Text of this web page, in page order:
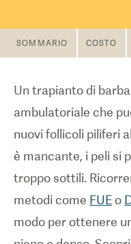
SOMMARIO COSTO
Un trapianto di
ambulatoriale che
nuovi follicoli piliferi
è mancante, i peli si
troppo sottili.
metodi come FUE o
modo per ottenere